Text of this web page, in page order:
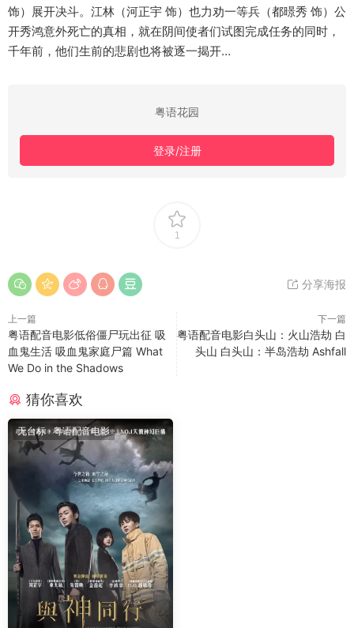
饰）展开决斗。江林（河正宇 饰）也力劝一等兵（都暻秀 饰）公
开秀鸿意外死亡的真相，就在阴间使者们试图完成任务的同时，
千年前，他们生前的悲剧也将被逐一揭开…
粤语花园
登录/注册
1
分享海报
上一篇
粤语配音电影低俗僵尸玩出征 吸
血鬼生活 吸血鬼家庭尸篇 What
We Do in the Shadows
下一篇
粤语配音电影白头山：火山浩劫 白
头山 白头山：半岛浩劫 Ashfall
猜你喜欢
无台标·粤语配音电影